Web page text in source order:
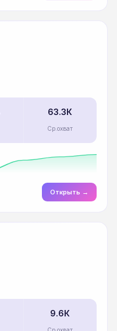
63.3К
Ср.охват
Открыть →
9.6К